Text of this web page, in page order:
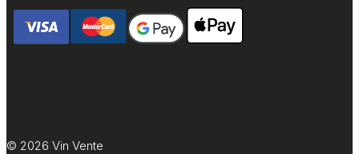
© 2026 Vin Vente